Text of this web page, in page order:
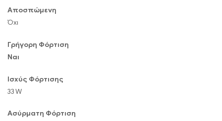
Αποσπώμενη
Όχι
Γρήγορη Φόρτιση
Ναι
Ισχύς Φόρτισης
33 W
Ασύρματη Φόρτιση